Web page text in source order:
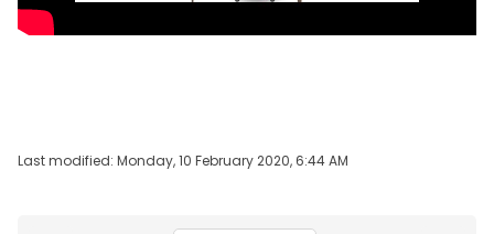
Last modified: Monday, 10 February 2020, 6:44 AM